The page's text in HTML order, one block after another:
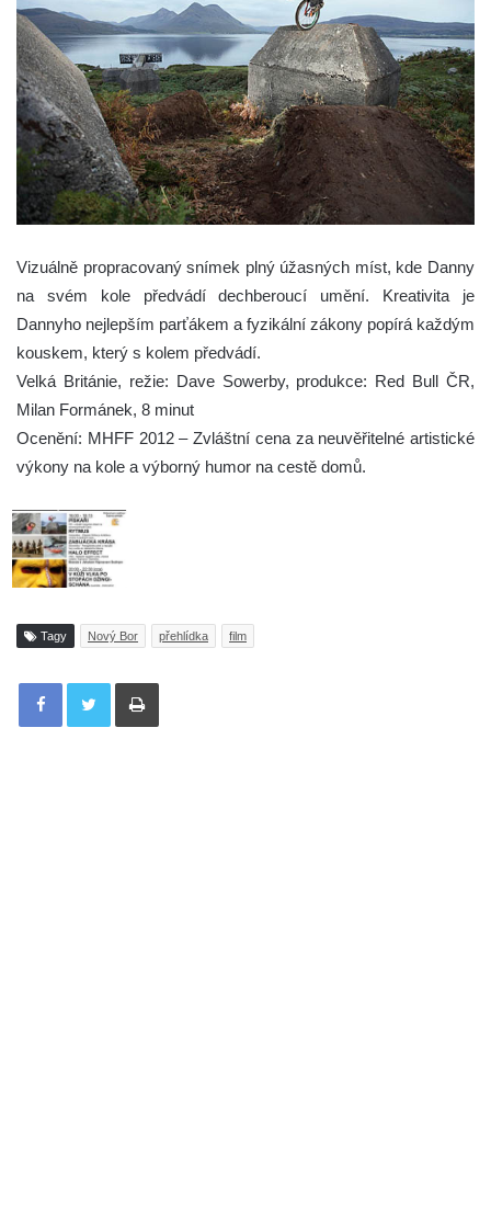
Vizuálně propracovaný snímek plný úžasných míst, kde Danny
na svém kole předvádí dechberoucí umění. Kreativita je
Dannyho nejlepším parťákem a fyzikální zákony popírá každým
kouskem, který s kolem předvádí.
Velká Británie, režie: Dave Sowerby, produkce: Red Bull ČR,
Milan Formánek, 8 minut
Ocenění: MHFF 2012 – Zvláštní cena za neuvěřitelné artistické
výkony na kole a výborný humor na cestě domů.
Tagy Nový Bor přehlídka film
Tisknout